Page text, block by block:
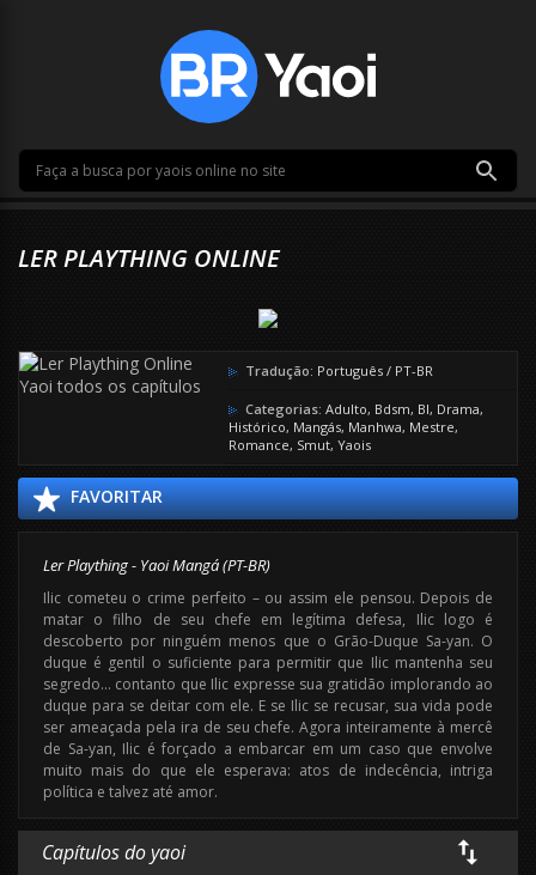
LER PLAYTHING ONLINE
Tradução: Português / PT-BR
Categorias: Adulto, Bdsm, Bl, Drama,
Histórico, Mangás, Manhwa, Mestre,
Romance, Smut, Yaois
FAVORITAR
Ler Plaything - Yaoi Mangá (PT-BR)
Ilic cometeu o crime perfeito – ou assim ele pensou. Depois de
matar o filho de seu chefe em legítima defesa, Ilic logo é
descoberto por ninguém menos que o Grão-Duque Sa-yan. O
duque é gentil o suficiente para permitir que Ilic mantenha seu
segredo… contanto que Ilic expresse sua gratidão implorando ao
duque para se deitar com ele. E se Ilic se recusar, sua vida pode
ser ameaçada pela ira de seu chefe. Agora inteiramente à mercê
de Sa-yan, Ilic é forçado a embarcar em um caso que envolve
muito mais do que ele esperava: atos de indecência, intriga
política e talvez até amor.
Capítulos do yaoi